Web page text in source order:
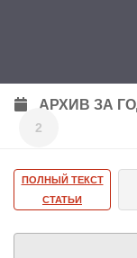
АрхивАРХИВ ЗА
2
ПОЛНЫЙ ТЕКСТ
СТАТЬИ